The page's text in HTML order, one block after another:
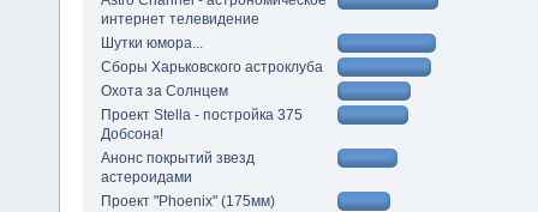
интернет телевидение
Шутки юмора...
Сборы Харьковского астроклуба
Охота за Солнцем
Проект Stella - постройка 375
Добсона!
Анонс покрытий звезд
астероидами
Проект "Phoenix" (175мм)